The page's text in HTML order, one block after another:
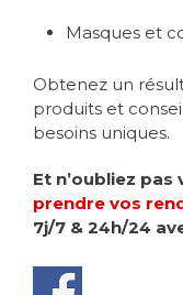
Masques et
Obtenez un
produits et
besoins uniques.
Et n’oubliez pas
prendre vos
7j/7 & 24h/24